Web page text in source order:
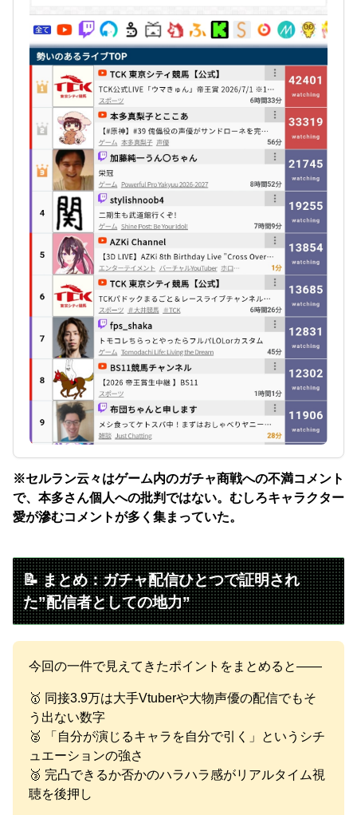
※セルラン云々はゲーム内のガチャ商戦への不満コメント
で、本多さん個人への批判ではない。むしろキャラクター
愛が滲むコメントが多く集まっていた。
📝 まとめ：ガチャ配信ひとつで証明され
た”配信者としての地力”
今回の一件で見えてきたポイントをまとめると――
🥇 同接3.9万は大手Vtuberや大物声優の配信でもそ
う出ない数字
🥈 「自分が演じるキャラを自分で引く」というシチ
ュエーションの強さ
🥉 完凸できるか否かのハラハラ感がリアルタイム視
聴を後押し